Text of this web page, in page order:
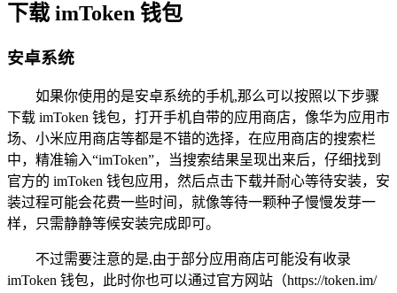
下载 imToken 钱包
安卓系统
如果你使用的是安卓系统的手机,那么可以按照以下步骤
下载 imToken 钱包，打开手机自带的应用商店，像华为应用市
场、小米应用商店等都是不错的选择，在应用商店的搜索栏
中，精准输入“imToken”，当搜索结果呈现出来后，仔细找到
官方的 imToken 钱包应用，然后点击下载并耐心等待安装，安
装过程可能会花费一些时间，就像等待一颗种子慢慢发芽一
样，只需静静等候安装完成即可。
不过需要注意的是,由于部分应用商店可能没有收录
imToken 钱包，此时你也可以通过官方网站（https://token.im/